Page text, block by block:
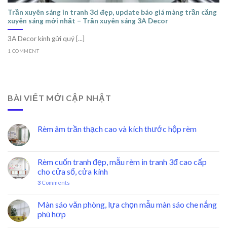
Trần xuyên sáng in tranh 3d đẹp, update báo giá màng trần căng
xuyên sáng mới nhất – Trần xuyên sáng 3A Decor
3A Decor kính gửi quý [...]
1 COMMENT
BÀI VIẾT MỚI CẬP NHẬT
Rèm âm trần thạch cao và kích thước hộp rèm
Rèm cuốn tranh đẹp, mẫu rèm in tranh 3đ cao cấp
cho cửa sổ, cửa kính
3 Comments
Màn sáo văn phòng, lựa chọn mẫu màn sáo che nắng
phù hợp